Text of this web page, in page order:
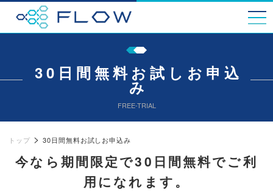
content
30日間無料お試しお申込
み
FREE-TRIAL
トップ > 30日間無料お試しお申込み
今なら期間限定で30日間無料でご利
用になれます。